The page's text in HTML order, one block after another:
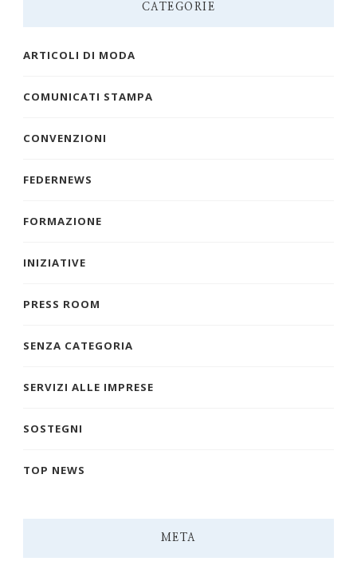
CATEGORIE
ARTICOLI DI MODA
COMUNICATI STAMPA
CONVENZIONI
FEDERNEWS
FORMAZIONE
INIZIATIVE
PRESS ROOM
SENZA CATEGORIA
SERVIZI ALLE IMPRESE
SOSTEGNI
TOP NEWS
META